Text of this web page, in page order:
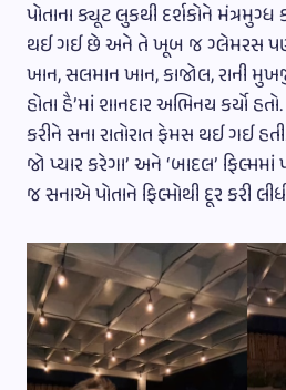
પોતાના ક્યૂટ લુકથી દર્શકોને મંત્રમુગ્ધ
થઈ ગઈ છે અને તે ખૂબ જ ગ્લેમરસ
ખાન, સલમાન ખાન, કાજોલ, રાની
હોતા હૈ’માં શાનદાર અભિનય કર્યો
કરીને સના રાતોરાત ફેમસ થઈ ગઈ
જો પ્યાર કરેગા’ અને ‘બાદલ’
જ સનાએ પોતાને ફિલ્મોથી દૂર કરી